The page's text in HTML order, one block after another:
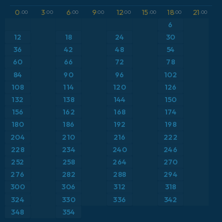
ICON Alemania 2 km
Caribe
Escandinavia
Estados Unidos
Europa
Francia
Grecia
Islandia
Anomalía de temperatura a 850 hPa
Precipitación, nubes y presión
Presión
Temperatura a 2 m
Temperatura a 500 hPa
Temperatura a 850 hPa
Viento a 10 m
0 :00 3:00 6:00 9:00 12:00 15 :00 18:00 21:00
6
12 18 24
30
36
42 48
54
60
66 72
78
84
90 96
102
108
114 120
126
132
138 144 150
156 162 168 174
180 186 192
198
204
210 216
222
228
234 240
246
252
258 264 270
276 282 288 294
300 306 312
318
324
330 336
342
348
354